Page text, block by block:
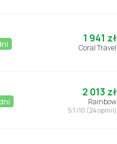
1 941 zł
Coral Travel
2 013 zł
Rainbow
5.1 /10 (24 opinii)